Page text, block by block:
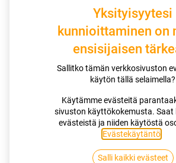
Pienempi polttoaineenkulutus ja CO2-
Green Chilli™ 2.0 -seoksen ansiosta
Hallitse jokainen mutka ja käännös
käsiteltävyyden ansiosta.
Yksityisyytesi
kunnioittaminen on
ensisijaisen
Sallitko tämän verkkosivuston
käytön tällä selaimella?
Käytämme evästeitä
sivuston käyttökokemusta. Saat
evästeistä ja niiden käytöstä
Evästekäytäntö
Salli kaikki evästeet